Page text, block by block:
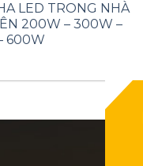
LED TRONG NHÀ
200W – 300W –
600W